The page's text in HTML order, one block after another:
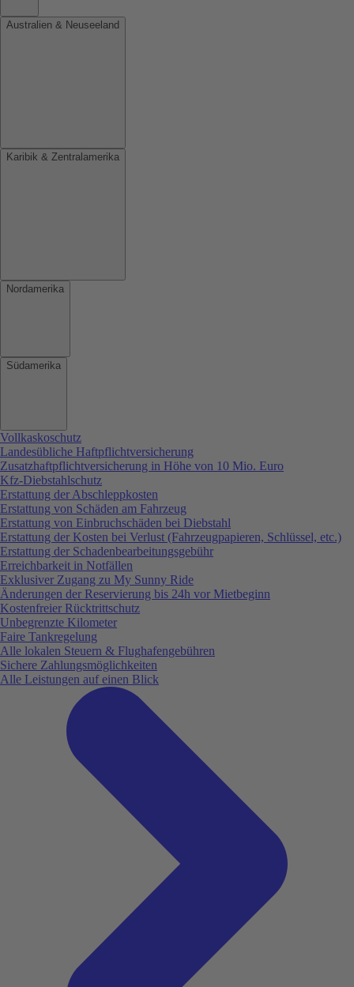
Australien & Neuseeland
Karibik & Zentralamerika
Nordamerika
Südamerika
Vollkaskoschutz
Landesübliche Haftpflichtversicherung
Zusatzhaftpflichtversicherung in Höhe von 10 Mio. Euro
Kfz-Diebstahlschutz
Erstattung der Abschleppkosten
Erstattung von Schäden am Fahrzeug
Erstattung von Einbruchschäden bei Diebstahl
Erstattung der Kosten bei Verlust (Fahrzeugpapieren, Schlüssel, etc.)
Erstattung der Schadenbearbeitungsgebühr
Erreichbarkeit in Notfällen
Exklusiver Zugang zu My Sunny Ride
Änderungen der Reservierung bis 24h vor Mietbeginn
Kostenfreier Rücktrittschutz
Unbegrenzte Kilometer
Faire Tankregelung
Alle lokalen Steuern & Flughafengebühren
Sichere Zahlungsmöglichkeiten
Alle Leistungen auf einen Blick